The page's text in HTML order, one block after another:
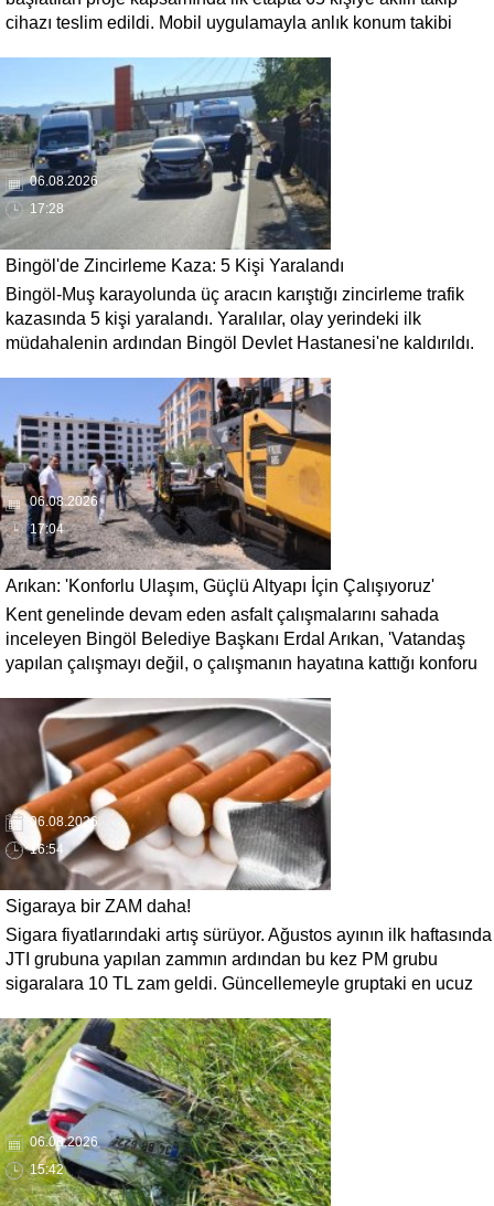
cihazı teslim edildi. Mobil uygulamayla anlık konum takibi
daha kısa sürede ulaşılmasını sağlaması hedefleniyor.
06.08.2026
17:28
Bingöl'de Zincirleme Kaza: 5 Kişi Yaralandı
Bingöl-Muş karayolunda üç aracın karıştığı zincirleme trafik
kazasında 5 kişi yaralandı. Yaralılar, olay yerindeki ilk
müdahalenin ardından Bingöl Devlet Hastanesi'ne kaldırıldı.
06.08.2026
17:04
Arıkan: 'Konforlu Ulaşım, Güçlü Altyapı İçin Çalışıyoruz'
Kent genelinde devam eden asfalt çalışmalarını sahada
inceleyen Bingöl Belediye Başkanı Erdal Arıkan, 'Vatandaş
yapılan çalışmayı değil, o çalışmanın hayatına kattığı konforu
çözümleri öncelediklerini söyledi. Arıkan, bu sezon yaklaşık 40
bin ton asfalt serimi gerçekleştirileceğini belirtti.
06.08.2026
16:54
Sigaraya bir ZAM daha!
Sigara fiyatlarındaki artış sürüyor. Ağustos ayının ilk haftasında
JTI grubuna yapılan zammın ardından bu kez PM grubu
sigaralara 10 TL zam geldi. Güncellemeyle gruptaki en ucuz
06.08.2026
15:42